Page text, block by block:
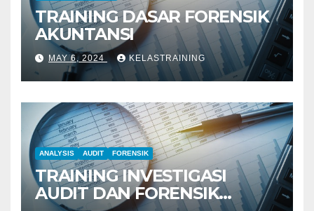
TRAINING DASAR FORENSIK
AKUNTANSI
MAY 6, 2024 KELASTRAINING
ANALYSIS AUDIT FORENSIK
TRAINING INVESTIGASI
AUDIT DAN FORENSIK